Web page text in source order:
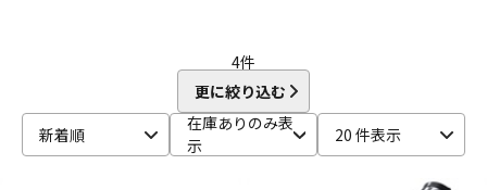
4件
更に絞り込む
新着順
在庫ありのみ表
示
20 件表示